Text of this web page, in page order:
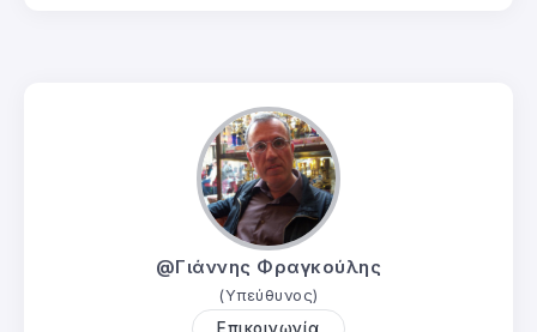
@Γιάννης Φραγκούλης
(Υπεύθυνος)